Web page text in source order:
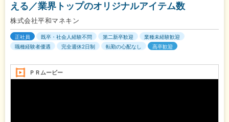
える／業界トップのオリジナルアイテム数
株式会社平和マネキン
正社員 既卒・社会人経験不問 第二新卒歓迎
業種未経験歓迎
職種経験者優遇
完全週休2日制 転勤の心配なし 高卒歓迎
ＰＲムービー